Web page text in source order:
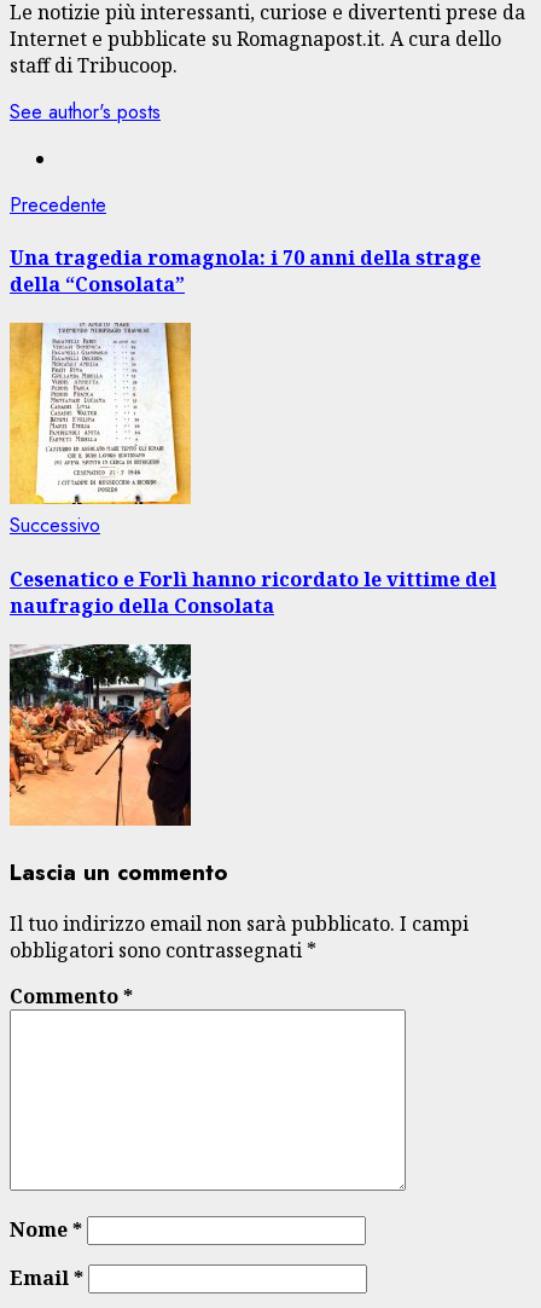
Le notizie più interessanti, curiose e divertenti prese da
Internet e pubblicate su Romagnapost.it. A cura dello
staff di Tribucoop.
See author's posts
Navigazione
articolo
Precedente
Una tragedia romagnola: i 70 anni della strage
della “Consolata”
Successivo
Cesenatico e Forlì hanno ricordato le vittime del
naufragio della Consolata
Lascia un commento
Il tuo indirizzo email non sarà pubblicato. I campi
obbligatori sono contrassegnati *
Commento*
Nome*
Email*